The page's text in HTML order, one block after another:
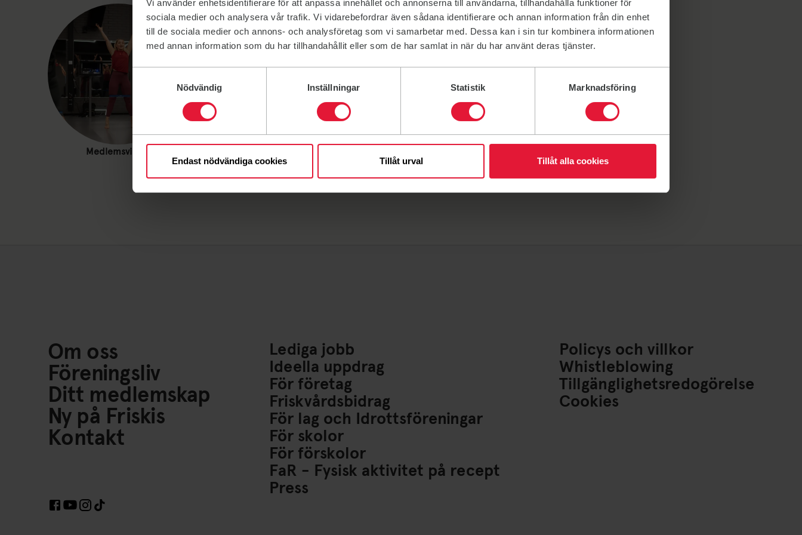
Vi använder enhetsidentifierare för att anpassa innehållet och annonserna till användarna, tillhandahålla funktioner för
sociala medier och analysera vår trafik. Vi vidarebefordrar även sådana identifierare och annan information från din enhet
till de sociala medier och annons- och analysföretag som vi samarbetar med. Dessa kan i sin tur kombinera informationen
med annan information som du har tillhandahållit eller som de har samlat in när du har använt deras tjänster.
Nödvändig
Inställningar Statistik Marknadsföring
Endast nödvändiga cookies Tillåt urval Tillåt alla cookies
Medlemsvillkor
22 februari 15:30-16:30
Om oss
Föreningsliv
Ditt medlemskap
Ny på Friskis
Kontakt
Lediga jobb
Ideella uppdrag
För företag
Friskvårdsbidrag
För lag och Idrottsföreningar
För skolor
För förskolor
FaR - Fysisk aktivitet på recept
Press
Policys och villkor
Whistleblowing
Tillgänglighetsredogörelse
Cookies